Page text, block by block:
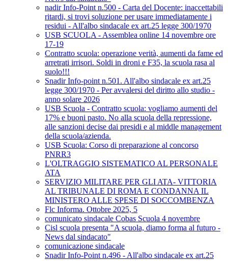
nadir Info-Point n.500 - Carta del Docente: inaccettabili
ritardi, si trovi soluzione per usare immediatamente i
residui - All'albo sindacale ex art.25 legge 300/1970
USB SCUOLA - Assemblea online 14 novembre ore
17-19
Contratto scuola: operazione verità, aumenti da fame ed
arretrati irrisori. Soldi in droni e F35, la scuola rasa al
suolo!!!
Snadir Info-point n.501. All'albo sindacale ex art.25
legge 300/1970 - Per avvalersi del diritto allo studio -
anno solare 2026
USB Scuola - Contratto scuola: vogliamo aumenti del
17% e buoni pasto. No alla scuola della repressione,
alle sanzioni decise dai presidi e al middle management
della scuola/azienda.
USB Scuola: Corso di preparazione al concorso
PNRR3
L'OLTRAGGIO SISTEMATICO AL PERSONALE
ATA
SERVIZIO MILITARE PER GLI ATA- VITTORIA
AL TRIBUNALE DI ROMA E CONDANNA IL
MINISTERO ALLE SPESE DI SOCCOMBENZA
Flc Informa. Ottobre 2025, 5
comunicato sindacale Cobas Scuola 4 novembre
Cisl scuola presenta "A scuola, diamo forma al futuro -
News dal sindacato"
comunicazione sindacale
Snadir Info-Point n.496 - All'albo sindacale ex art.25